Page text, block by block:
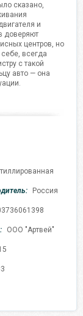
сказано,
и
доверяют
центров, но
всегда
с такой
авто — она
Россия
ООО "Артвей"